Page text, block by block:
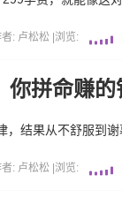
者: 卢松松 浏览:
你拼命赚
结果从不舒服到谢
者: 卢松松 浏览: